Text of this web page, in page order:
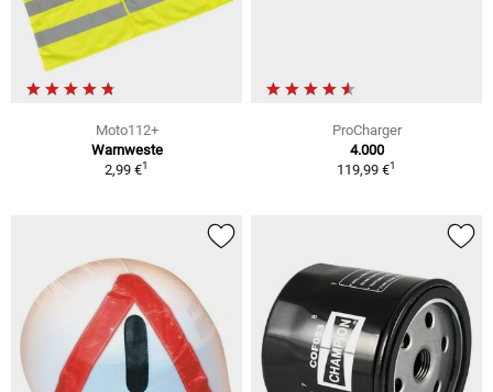
Moto112+
Warnweste
2,99 €1
ProCharger
4.000
119,99 €1